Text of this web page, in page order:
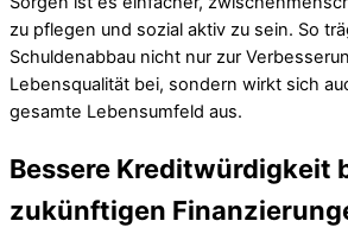
zu pflegen und sozial aktiv zu sein. So
Schuldenabbau nicht nur zur
Lebensqualität bei, sondern wirkt sich
gesamte Lebensumfeld aus.
Bessere Kreditwürdigkeit
zukünftigen